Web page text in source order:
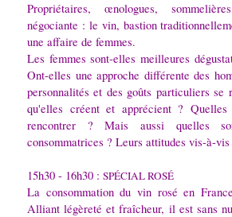
Propriétaires, œnologues,
négociante : le vin, bastion
une affaire de femmes.
Les femmes sont-elles meilleures
Ont-elles une approche différente des
personnalités et des goûts particuliers se
qu'elles créent et apprécient ? Quelles
rencontrer ? Mais aussi quelles
consommatrices ? Leurs attitudes vis-à-
15h30 - 16h30 : SPÉCIAL ROSÉ
La consommation du vin rosé en
Alliant légèreté et fraîcheur, il est sans